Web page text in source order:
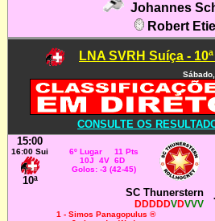
Johannes
Robert
LNA SVRH Suíça -
CONSULTE OS
15:00
16:00 Sui
10ª
6º Lugar 11 Pts
10J 4V 6D
Golos: -3 (42-45)
SC Thunerstern
DDDDDVDVVV
1 - Simos Panagopulus ®